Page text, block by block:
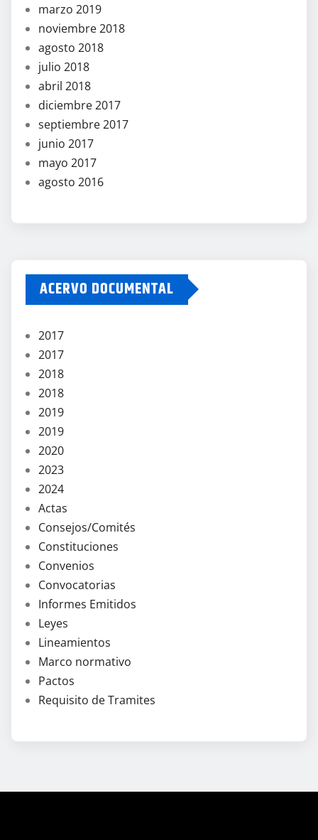
marzo 2019
noviembre 2018
agosto 2018
julio 2018
abril 2018
diciembre 2017
septiembre 2017
junio 2017
mayo 2017
agosto 2016
ACERVO DOCUMENTAL
2017
2017
2018
2018
2019
2019
2020
2023
2024
Actas
Consejos/Comités
Constituciones
Convenios
Convocatorias
Informes Emitidos
Leyes
Lineamientos
Marco normativo
Pactos
Requisito de Tramites